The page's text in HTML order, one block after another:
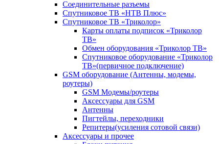
Соединительные разъемы
Спутниковое ТВ «НТВ Плюс»
Спутниковое ТВ «Триколор»
Карты оплаты подписок «Триколор
ТВ»
Обмен оборудования «Триколор ТВ»
Спутниковое оборудование «Триколор
ТВ»(первичное подключение)
GSM оборудование (Антенны, модемы,
роутеры)
GSM Модемы/роутеры
Аксессуары для GSM
Антенны
Пигтейлы, переходники
Репитеры(усиления сотовой связи)
Аксессуары и прочее